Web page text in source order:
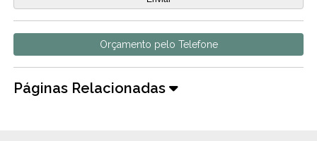
Orçamento pelo Telefone
Páginas Relacionadas